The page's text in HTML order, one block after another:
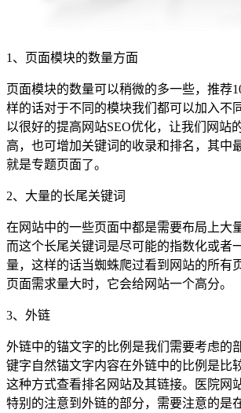
1、页面模块的数量方面
页面模块的数量可以稍微的多一些，推荐
样的话对于不同的模块我们都可以加入不
以很好的提高网站SEO优化，让我们网站
高，也可增加关键词的收录和排名，其中
就是专题页面了。
2、大量的长尾关键词
在网站中的一些页面中都是需要布局上大
而这个长尾关键词是尽可能的指数化或者
量，这样的话当蜘蛛爬过看到网站的所有
页面需求量大时，它会给网站一个高分。
3、外链
外链中的锚文字的比例是我们需要考虑的
键字自然锚文字内容在外链中的比例是比
这种方式查看排名网站及其链接。医院网
特别的注意到外链的部分，需要注意的是